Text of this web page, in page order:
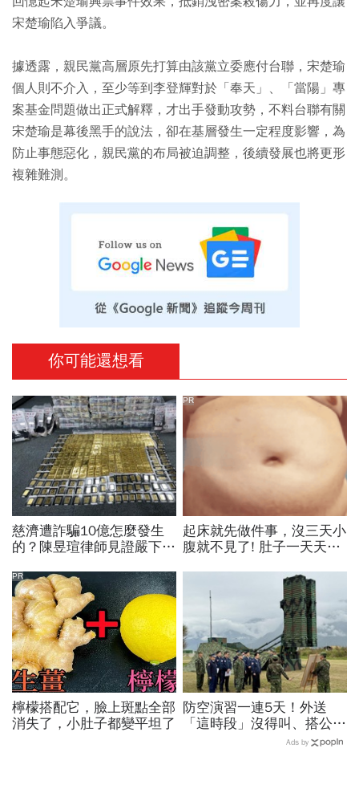
宋楚瑜陷入爭議。
據透露，親民黨高層原先打算由該黨立委應付台聯，宋楚瑜
個人則不介入，至少等到李登輝對於「奉天」、「當陽」專
案基金問題做出正式解釋，才出手發動攻勢，不料台聯有關
宋楚瑜是幕後黑手的說法，卻在基層發生一定程度影響，為
防止事態惡化，親民黨的布局被迫調整，後續發展也將更形
複雜難測。
你可能還想看
慈濟遭詐騙10億怎麼發生
的？陳昱瑄律師見證嚴下跪
金，洗錢手法曝光…慈濟回
應了
起床就先做件事，沒三天小
腹就不見了! 肚子一天天變
PR
檸檬搭配它，臉上斑點全部
消失了，小肚子都變平坦了
PR
防空演習一連5天！外送
「這時段」沒得叫、搭公車
有影響？漢光演習各縣市管
Ads by